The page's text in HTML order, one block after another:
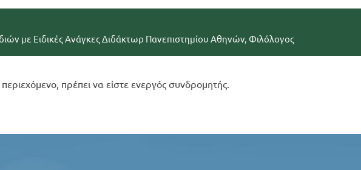
με Ειδικές Ανάγκες Διδάκτωρ Πανεπιστημίου Αθηνών, Φιλόλογος
πρέπει να είστε ενεργός συνδρομητής.